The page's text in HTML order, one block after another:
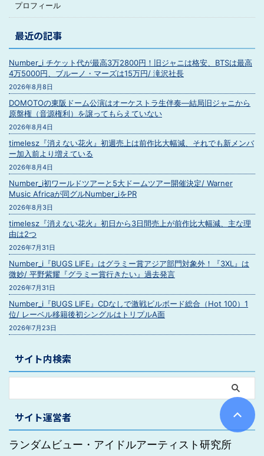
プロフィール
最近の記事
Number_i チケット代が最高3万2800円！旧ジャニは格安、BTSは最高
4万5000円、ブルーノ・マーズは15万円/ 滝沢社長
2026年8月8日
DOMOTOの東阪ドーム公演はオーケストラ生伴奏―結局旧ジャニから
原盤権（音源権利）を譲ってもらえていない
2026年8月4日
timelesz『消えない花火』初週売上は前作比大幅減、それでも新メンバ
ー加入前より増えている
2026年8月4日
Number_i初ワールドツアーと5大ドームツアー開催決定/ Warner
Music Africaが同グルNumber_iをPR
2026年8月3日
timelesz『消えない花火』初日から3日間売上が前作比大幅減、主な理
由は2つ
2026年7月31日
Number_i『BUGS LIFE』はグラミー賞アジア部門対象外！『3XL』は
微妙/ 平野紫耀『グラミー賞行きたい』過去発言
2026年7月31日
Number_i『BUGS LIFE』CDなしで激戦ビルボード総合（Hot 100）1
位/ レーベル移籍後初シングルはトリプルA面
2026年7月23日
サイト内検索
サイト運営者
ランダムビュー・アイドルアーティスト研究所